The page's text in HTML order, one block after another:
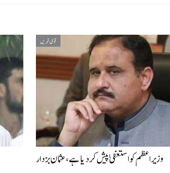
قومی خبریں
وزیراعظم کو استعفیٰ پیش کر دیا ہے، عثمان بزدار